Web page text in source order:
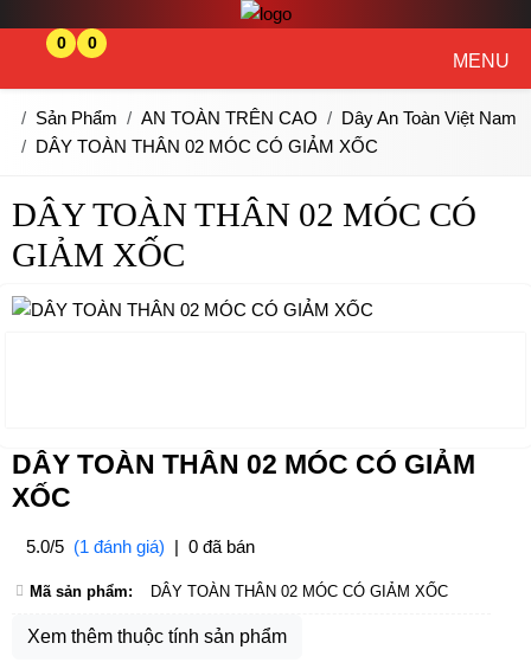
0 0
MENU
Sản Phẩm AN TOÀN TRÊN CAO
Dây An Toàn Việt Nam
DÂY TOÀN THÂN 02 MÓC CÓ GIẢM XỐC
DÂY TOÀN THÂN 02 MÓC CÓ
GIẢM XỐC
DÂY TOÀN THÂN 02 MÓC CÓ GIẢM
XỐC
5.0/5 (1 đánh giá) | 0 đã bán
Mã sản phẩm: DÂY TOÀN THÂN 02 MÓC CÓ GIẢM XỐC
Xem thêm thuộc tính sản phẩm